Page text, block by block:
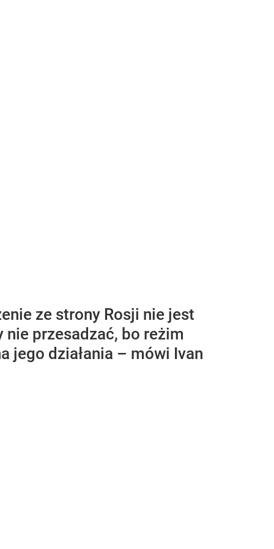
ze strony Rosji nie jest
nie przesadzać, bo reżim
jego działania – mówi Ivan